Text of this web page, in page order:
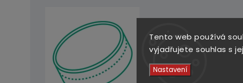
Tento web používá
vyjadřujete souhlas s
Nastavení